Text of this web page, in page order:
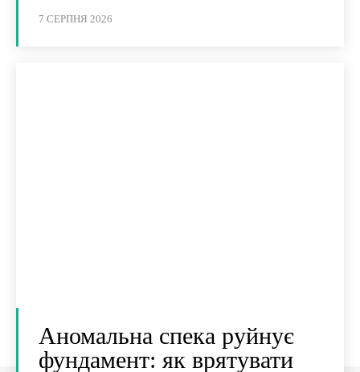
7 СЕРПНЯ 2026
Аномальна спека руйнує
фундамент: як врятувати